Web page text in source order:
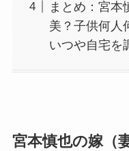
まとめ：宮本
美？子供何人
いつや自宅を
宮本慎也の嫁（